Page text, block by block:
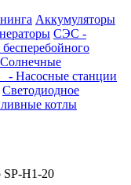
Аккумуляторы
СЭС -
Солнечные
- Насосные станции
Светодиодное
котлы
H1-20